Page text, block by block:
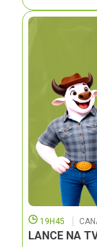
19H45
LANCE NA